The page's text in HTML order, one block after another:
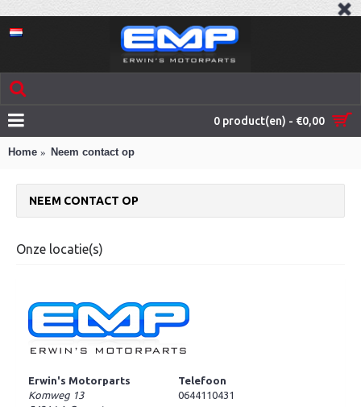
0 product(en) - €0,00
Home Neem contact op
NEEM CONTACT OP
Onze locatie(s)
Erwin's Motorparts
Komweg 13
Telefoon
0644110431